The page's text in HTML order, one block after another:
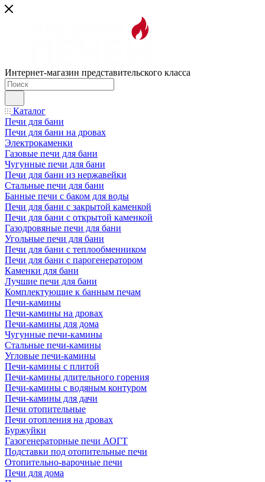
Интернет-магазин представительского класса
Каталог
Печи для бани
Печи для бани на дровах
Электрокаменки
Газовые печи для бани
Чугунные печи для бани
Печи для бани из нержавейки
Стальные печи для бани
Банные печи с баком для воды
Печи для бани с закрытой каменкой
Печи для бани с открытой каменкой
Газодровяные печи для бани
Угольные печи для бани
Печи для бани с теплообменником
Печи для бани с парогенератором
Каменки для бани
Лучшие печи для бани
Комплектующие к банным печам
Печи-камины
Печи-камины на дровах
Печи-камины для дома
Чугунные печи-камины
Стальные печи-камины
Угловые печи-камины
Печи-камины с плитой
Печи-камины длительного горения
Печи-камины с водяным контуром
Печи-камины для дачи
Печи отопительные
Печи отопления на дровах
Буржуйки
Газогенераторные печи АОГТ
Подставки под отопительные печи
Отопительно-варочные печи
Печи для дома